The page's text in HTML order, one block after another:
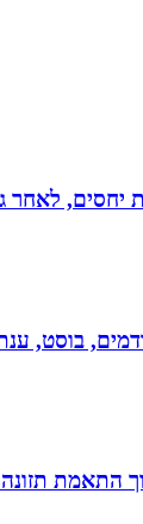
יחסים, לאחר
בוסט,
התאמת